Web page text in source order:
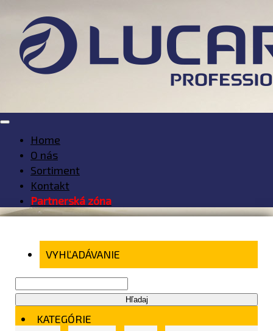
Home
O nás
Sortiment
Kontakt
Partnerská zóna
VYHĽADÁVANIE
Hľadaj
KATEGÓRIE